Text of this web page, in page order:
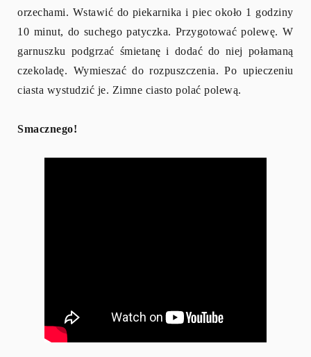
orzechami. Wstawić do piekarnika i piec około 1 godziny
10 minut, do suchego patyczka. Przygotować polewę. W
garnuszku podgrzać śmietanę i dodać do niej połamaną
czekoladę. Wymieszać do rozpuszczenia. Po upieczeniu
ciasta wystudzić je. Zimne ciasto polać polewą.
Smacznego!